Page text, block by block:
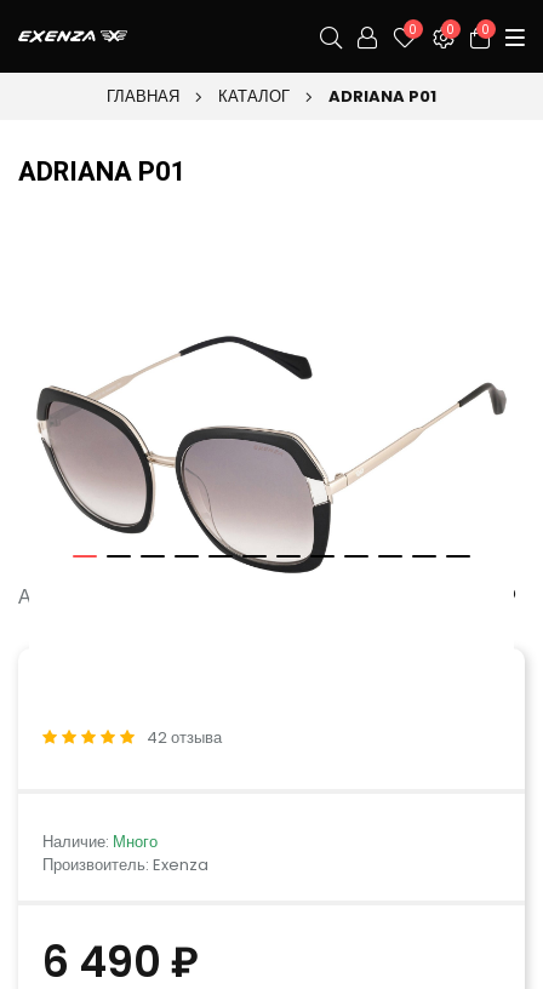
0 0 0
ГЛАВНАЯ КАТАЛОГ ADRIANA P01
ADRIANA P01
Артикул:
42 отзыва
Наличие: Много
Произвоитель: Exenza
6 490 ₽